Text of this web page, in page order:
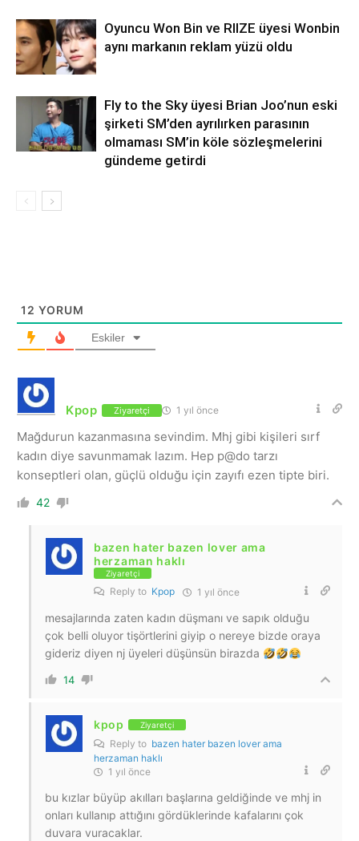
Oyuncu Won Bin ve RIIZE üyesi Wonbin
aynı markanın reklam yüzü oldu
Fly to the Sky üyesi Brian Joo’nun eski
şirketi SM’den ayrılırken parasının
olmaması SM’in köle sözleşmelerini
gündeme getirdi
12 YORUM
Eskiler
Kpop Ziyaretçi 1 yıl önce
Mağdurun kazanmasına sevindim. Mhj gibi kişileri sırf
kadın diye savunmamak lazım. Hep p@do tarzı
konseptleri olan, güçlü olduğu için zayıfı ezen tipte biri.
42
bazen hater bazen lover ama
herzaman haklı
Ziyaretçi
Reply to Kpop 1 yıl önce
mesajlarında zaten kadın düşmanı ve sapık olduğu
çok belli oluyor tişörtlerini giyip o nereye bizde oraya
gideriz diyen nj üyeleri düşünsün birazda
14
kpop Ziyaretçi
Reply to bazen hater bazen lover ama
herzaman haklı
1 yıl önce
bu kızlar büyüp akılları başlarına geldiğinde ve mhj in
onları kullanıp attığını gördüklerinde kafalarını çok
duvara vuracaklar.